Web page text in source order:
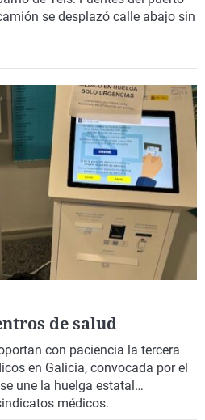
se desplazó calle abajo sin
de salud
con paciencia la tercera
en Galicia, convocada por el
une la huelga estatal
médicos.